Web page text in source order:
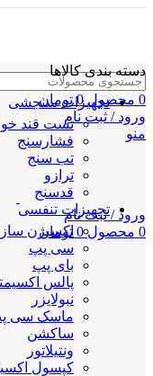
0 محصول 0 تومان
ورود / ثبت نام
منو
ورود / ثبت نام
0 محصول 0 تومان
دسته بندی کالاها
تجهیزات سنجشی
تست قند
فشارسنج
تب سنج
ترازو
قدسنج
تجهیزات تنفسی
اکسیژن ساز
سی پپ
بای پپ
پالس
نبولایزر
ماسک سی
ساکشن
ونتیلاتور
کپسول